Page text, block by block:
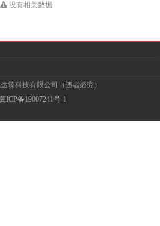
没有相关数据
臻科技有限公司（违者必究）
ICP备19007241号-1